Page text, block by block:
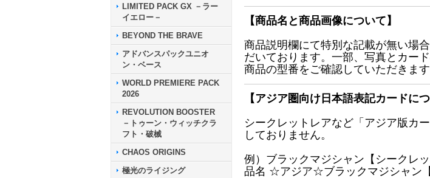
LIMITED PACK GX －ラー
イエロー－
BEYOND THE BRAVE
アドバンスパックユニオ
ン・ベース
WORLD PREMIERE PACK
2026
REVOLUTION BOOSTER
－トゥーン・ウィッチクラ
フト・破械
CHAOS ORIGINS
極光のライジング
【商品名と商品画像について】
商品説明欄にて特別な記載が無い場
だいております。一部、写真とカー
商品の型番をご確認していただきま
【アジア圏向け日本語表記カードにつ
シークレットレアなど「アジア版カ
しておりません。
例）ブラックマジシャン【シークレ
品名 ☆アジア☆ブラックマジシャン